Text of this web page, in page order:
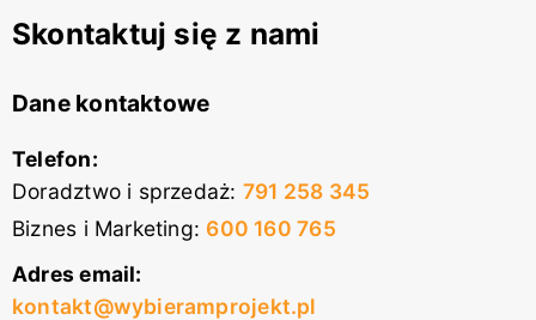
Skontaktuj się z nami
Dane kontaktowe
Telefon:
Doradztwo i sprzedaż: 791 258 345
Biznes i Marketing: 600 160 765
Adres email:
kontakt@wybieramprojekt.pl